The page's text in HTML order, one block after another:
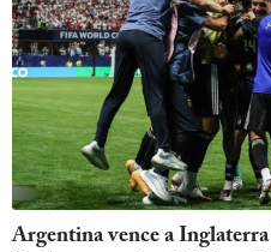
Argentina vence a Inglaterra